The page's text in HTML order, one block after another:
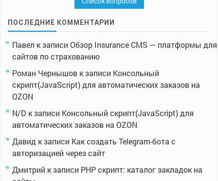
ПОСЛЕДНИЕ КОММЕНТАРИИ
Павел к записи Обзор Insurance CMS — платформы для
сайтов по страхованию
Роман Чернышов к записи Консольный
скрипт(JavaScript) для автоматических заказов на
OZON
N/D к записи Консольный скрипт(JavaScript) для
автоматических заказов на OZON
Давид к записи Как создать Telegram-бота с
авторизацией через сайт
Дмитрий к записи PHP скрипт: каталог закладок на